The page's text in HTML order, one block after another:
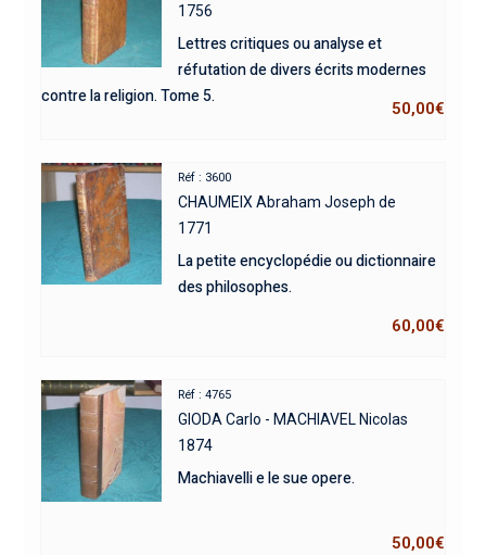
1756
Lettres critiques ou analyse et
réfutation de divers écrits modernes
contre la religion. Tome 5.
50,00€
Réf : 3600
CHAUMEIX Abraham Joseph de
1771
La petite encyclopédie ou dictionnaire
des philosophes.
60,00€
Réf : 4765
GIODA Carlo - MACHIAVEL Nicolas
1874
Machiavelli e le sue opere.
50,00€